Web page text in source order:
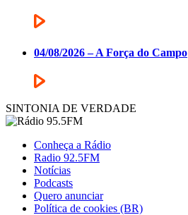
04/08/2026 – A Força do Campo
SINTONIA DE VERDADE
Conheça a Rádio
Radio 92.5FM
Notícias
Podcasts
Quero anunciar
Política de cookies (BR)